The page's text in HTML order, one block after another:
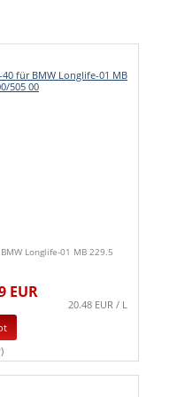
Longlife-01 MB 229.5
EUR
20.48 EUR / L